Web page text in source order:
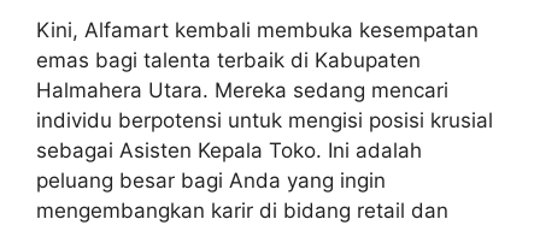
Kini, Alfamart kembali membuka kesempatan
emas bagi talenta terbaik di Kabupaten
Halmahera Utara. Mereka sedang mencari
individu berpotensi untuk mengisi posisi krusial
sebagai Asisten Kepala Toko. Ini adalah
peluang besar bagi Anda yang ingin
mengembangkan karir di bidang retail dan